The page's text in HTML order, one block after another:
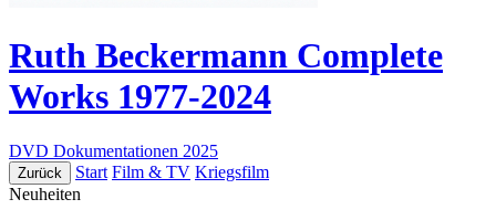
Ruth Beckermann Complete
Works 1977-2024
DVD Dokumentationen 2025
Zurück Start Film & TV Kriegsfilm
Neuheiten